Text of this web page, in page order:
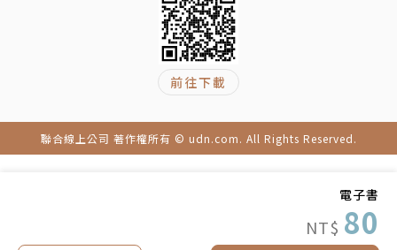
電子書
NT$ 80
前往下載
聯合線上公司 著作權所有 © udn.com. All Rights Reserved.